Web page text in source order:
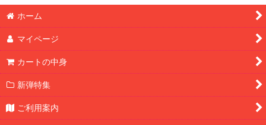
ホーム
マイページ
カートの中身
新弾特集
ご利用案内